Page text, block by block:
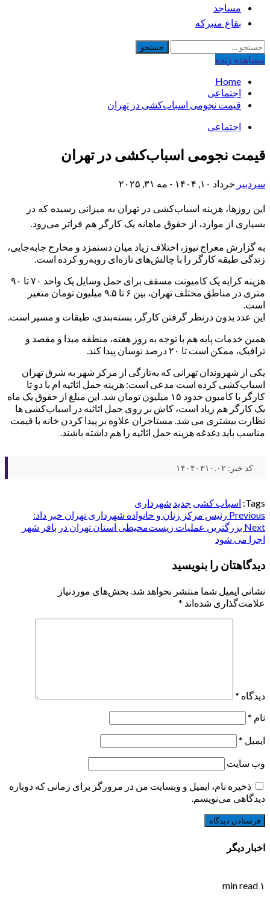
مساجد
بقاع متبرکه
جستجو
برای:
مشاهده‌ زنده
Home
اجتماعی
قیمت نجومی اسباب‌کشی در تهران
اجتماعی
قیمت نجومی اسباب‌کشی در تهران
سردبیر خرداد ۱۰, ۱۴۰۴ - مه ۳۱, ۲۰۲۵
این روزها، هزینه اسباب‌کشی در تهران به میزانی رسیده که در
بسیاری از موارد، از حقوق ماهانه یک کارگر هم فراتر می‌رود.
به گزارش معراج نیوز، اختلاف زیاد میان دستمزد و مخارج جابه‌جایی،
زندگی طبقه کارگر را با چالش‌های تازه‌ای روبه‌رو کرده است.
هزینه کرایه یک کامیونت مسقف برای حمل وسایل یک واحد ۷۰ تا ۹۰
متری در مناطق مختلف تهران، بین ۶ تا ۹.۵ میلیون تومان متغیر
است.
این عدد بدون درنظر گرفتن کارگر، بسته‌بندی، طبقات و مسیر است.
همین خدمات پایه هم با توجه به روز هفته، منطقه مبدا و مقصد و
ترافیک، ممکن است تا ۲۰ درصد نوسان پیدا کند.
یکی از شهروندان تهرانی که به‌تازگی از مرکز شهر به شرق تهران
اسباب‌کشی کرده است مدعی است: هزینه حمل اثاثیه ام با دو تا
کارگر با کامیون حدود ۱۵ میلیون تومان شد. این مبلغ از حقوق یک ماه
یک کارگر هم زیاد است، کاش بر روی حمل اثاثیه در اسباب‌کشی ها
نظارت بیشتری می شد. مستاجران علاوه بر پیدا کردن خانه با قیمت
مناسب باید دغدغه هزینه حمل اثاثیه را هم داشته باشند.
کد خبر: ۱۴۰۴۰۳۱۰.۰۲
Tags: اسباب کشی جدید شهرداری
Post
navigation
Previous رئیس مرکز زنان و خانواده شهرداری تهران خبر داد:
Next بزرگترین عملیات زیست‌محیطی استان تهران در باقر شهر
اجرا می شود
دیدگاهتان را بنویسید
نشانی ایمیل شما منتشر نخواهد شد. بخش‌های موردنیاز
علامت‌گذاری شده‌اند *
دیدگاه *
نام *
ایمیل *
وب‌ سایت
ذخیره نام، ایمیل و وبسایت من در مرورگر برای زمانی که دوباره
دیدگاهی می‌نویسم.
اخبار دیگر
۱ min read